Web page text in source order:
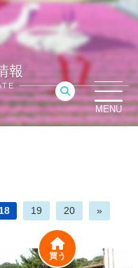
報
MENU
18 19 20 »
買う